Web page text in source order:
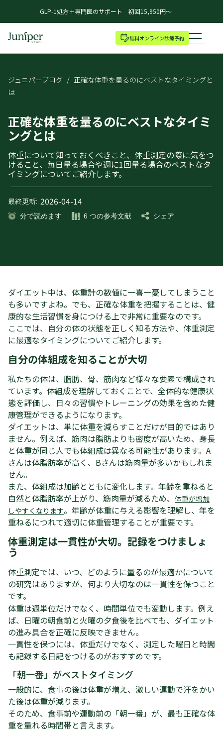
GLP-1処方＋専門医のサポート 初回15,950円～
無料オンライン診療予約
ジュニパーブログ / 正確な体重を量るのにベストなタイミングと
は
正確な体重を量るのにベストなタイミ
ングとは
体重について知っておくべきこと、体重測定の際に気をつ
けること、毎日量る場合や週に1回量る場合のベストなタ
イミングについてご紹介します。
最終更新: 2026-04-14
分で読めます 6 つの参考文献 シェア
ダイエット中は、体重計の数値に一喜一憂してしまうこと
も多いですよね。でも、正確な体重を把握することは、健
康的な生活習慣を身につける上で非常に重要なのです。
ここでは、自分の体の状態を正しく知る方法や、体重測定
に最適なタイミングについてご紹介します。
自分の体組成を知ることが大切
私たちの体は、脂肪、骨、筋肉など様々な要素で構成され
ています。体組成を理解しておくことで、全体的な健康状
態を評価し、日々の習慣やトレーニングの効果を含めた健
康管理ができるようになります。
ダイエットは、単に体重を減らすことだけが目的ではあり
ません。例えば、筋肉は脂肪よりも密度が高いため、身長
と体重が同じ人でも体組成は異なる可能性があります。A
さんは体脂肪率が高く、Bさんは筋肉量が多いかもしれま
せん。
また、体組成は加齢とともに変化します。年齢を重ねると
自然と体脂肪率が上がり、筋肉量が減るため、 体重が増加
しやすくなります。年齢が体重に与える影響を理解し、年を
重ねるにつれて適切に体重管理することが重要です。
体重測定は一貫性が大切。記録をつけましょ
う
体重測定では、いつ、どのように量るのが最適かについて
の研究はありますが、何より大切なのは一貫性を保つこと
です。
体重は週単位だけでなく、時間単位でも変動します。例え
ば、日曜の朝食前と火曜の夕食後を比べても、ダイエット
の進み具合を正確に反映できません。
一貫性を保つには、体重だけでなく、測定した曜日と時間
も記録する日記をつけるのがおすすめです。
「朝一番」がベストタイミング
一般的に、食事の後は体重が増え、激しい運動で汗をかい
た後は体重が減ります。
そのため、食事前や運動前の「朝一番」が、最も正確な体
重を量れる時間帯と言えます。